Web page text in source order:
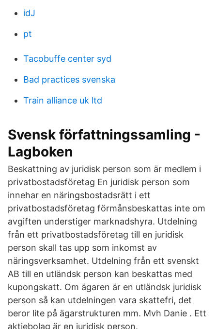
idJ
pt
Tacobuffe center syd
Bad practices svenska
Train alliance uk ltd
Svensk författningssamling -
Lagboken
Beskattning av juridisk person som är medlem i
privatbostadsföretag En juridisk person som
innehar en näringsbostadsrätt i ett
privatbostadsföretag förmånsbeskattas inte om
avgiften understiger marknadshyra. Utdelning
från ett privatbostadsföretag till en juridisk
person skall tas upp som inkomst av
näringsverksamhet. Utdelning från ett svenskt
AB till en utländsk person kan beskattas med
kupongskatt. Om ägaren är en utländsk juridisk
person så kan utdelningen vara skattefri, det
beror lite på ägarstrukturen mm. Mvh Danie . Ett
aktiebolag är en juridisk person.